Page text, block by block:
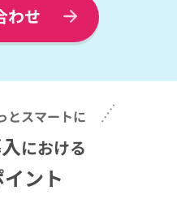
わせ
とスマートに
における
ント